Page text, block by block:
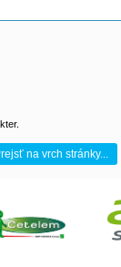
na vrch stránky...